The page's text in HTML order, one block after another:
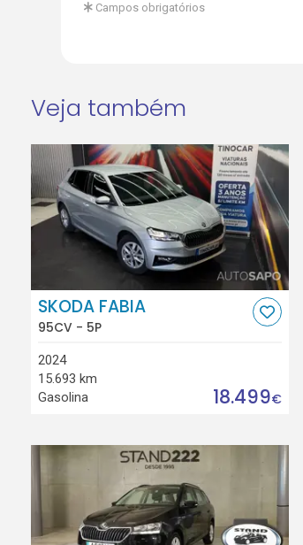
Campos obrigatórios
Veja também
SKODA FABIA
95CV - 5P
2024
15.693 km
Gasolina
18.499€